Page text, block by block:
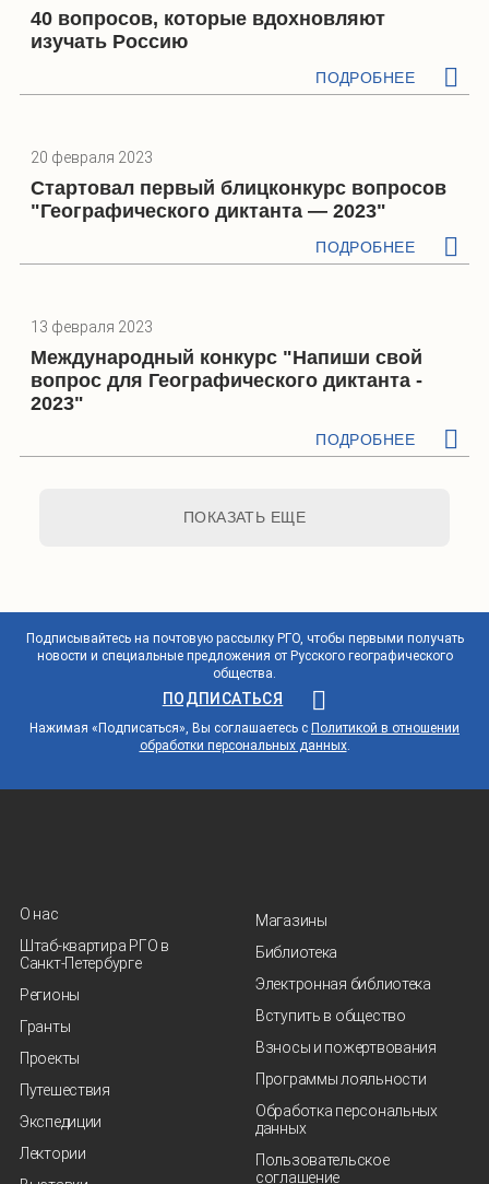
40 вопросов, которые вдохновляют
изучать Россию
ПОДРОБНЕЕ
20 февраля 2023
Стартовал первый блицконкурс вопросов
"Географического диктанта — 2023"
ПОДРОБНЕЕ
13 февраля 2023
Международный конкурс "Напиши свой
вопрос для Географического диктанта -
2023"
ПОДРОБНЕЕ
ПОКАЗАТЬ ЕЩЕ
Подписывайтесь на почтовую рассылку РГО, чтобы первыми получать
новости и специальные предложения от Русского географического
общества.
ПОДПИСАТЬСЯ
Нажимая «Подписаться», Вы соглашаетесь с Политикой в отношении
обработки персональных данных.
О нас
Штаб-квартира РГО в
Санкт‑Петербурге
Регионы
Гранты
Проекты
Путешествия
Экспедиции
Лектории
Магазины
Библиотека
Электронная библиотека
Вступить в общество
Взносы и пожертвования
Программы лояльности
Обработка персональных
данных
Пользовательское
соглашение